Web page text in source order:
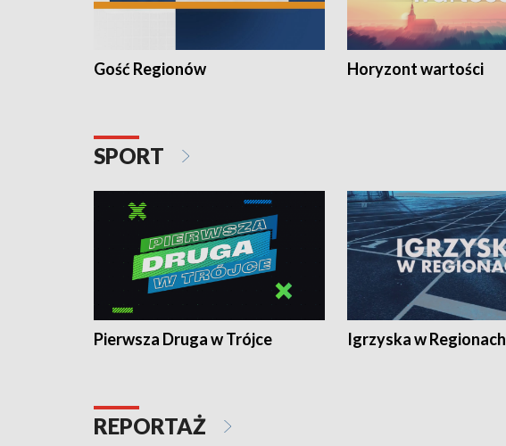
Gość Regionów Horyzont wartości
SPORT
Pierwsza Druga w Trójce Igrzyska w Regionach
REPORTAŻ